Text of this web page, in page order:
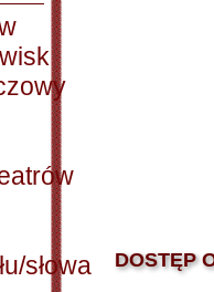
słowa
DOSTĘP